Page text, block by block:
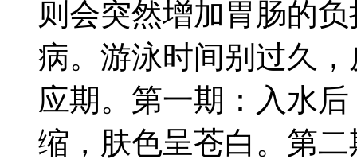
则会突然增加胃肠的
病。游泳时间别过久
应期。第一期：入水
缩，肤色呈苍白。第